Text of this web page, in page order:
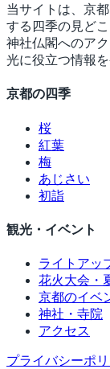
当サイトは、京
する四季の見ど
神社仏閣へのア
光に役立つ情報
京都の四季
桜
紅葉
梅
あじさい
初詣
観光・イベント
ライトアッ
花火大会・
京都のイベ
神社・寺院
アクセス
プライバシーポ